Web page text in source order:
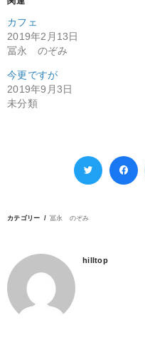
カフェ
2019年2月13日
冨永 のぞみ
今更ですが
2019年9月3日
未分類
カテゴリー 冨永 のぞみ
hilltop